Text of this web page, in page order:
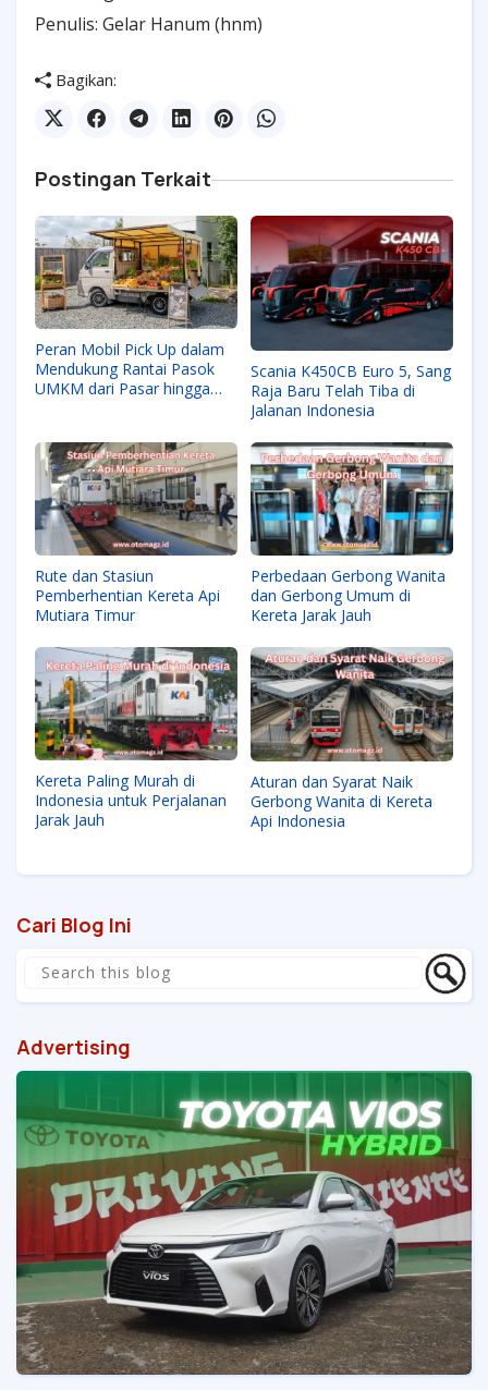
Penulis: Gelar Hanum (hnm)
Bagikan:
Postingan Terkait
Peran Mobil Pick Up dalam
Mendukung Rantai Pasok
UMKM dari Pasar hingga
Scania K450CB Euro 5, Sang
Raja Baru Telah Tiba di
Jalanan Indonesia
Rute dan Stasiun
Pemberhentian Kereta Api
Mutiara Timur
Perbedaan Gerbong Wanita
dan Gerbong Umum di
Kereta Jarak Jauh
Kereta Paling Murah di
Indonesia untuk Perjalanan
Jarak Jauh
Aturan dan Syarat Naik
Gerbong Wanita di Kereta
Api Indonesia
Cari Blog Ini
Advertising